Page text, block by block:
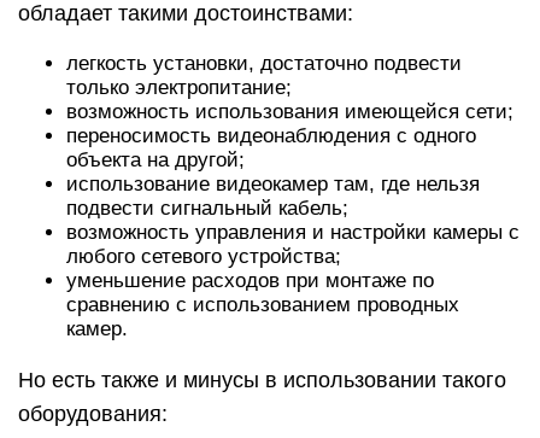
обладает такими достоинствами:
легкость установки, достаточно подвести
только электропитание;
возможность использования имеющейся сети;
переносимость видеонаблюдения с одного
объекта на другой;
использование видеокамер там, где нельзя
подвести сигнальный кабель;
возможность управления и настройки камеры с
любого сетевого устройства;
уменьшение расходов при монтаже по
сравнению с использованием проводных
камер.
Но есть также и минусы в использовании такого
оборудования: